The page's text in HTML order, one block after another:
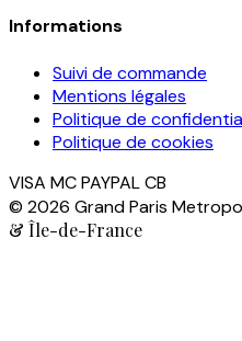
Informations
Suivi de commande
Mentions légales
Politique de
Politique de cookies
VISA MCPAYPALCB
© 2026 Grand Paris
& Île-de-France